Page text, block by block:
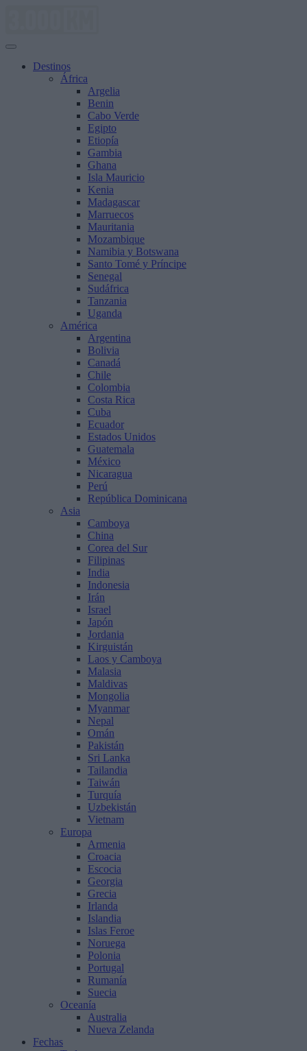
Destinos
África
Argelia
Benin
Cabo Verde
Egipto
Etiopía
Gambia
Ghana
Isla Mauricio
Kenia
Madagascar
Marruecos
Mauritania
Mozambique
Namibia y Botswana
Santo Tomé y Príncipe
Senegal
Sudáfrica
Tanzania
Uganda
América
Argentina
Bolivia
Canadá
Chile
Colombia
Costa Rica
Cuba
Ecuador
Estados Unidos
Guatemala
México
Nicaragua
Perú
República Dominicana
Asia
Camboya
China
Corea del Sur
Filipinas
India
Indonesia
Irán
Israel
Japón
Jordania
Kirguistán
Laos y Camboya
Malasia
Maldivas
Mongolia
Myanmar
Nepal
Omán
Pakistán
Sri Lanka
Tailandia
Taiwán
Turquía
Uzbekistán
Vietnam
Europa
Armenia
Croacia
Escocia
Georgia
Grecia
Irlanda
Islandia
Islas Feroe
Noruega
Polonia
Portugal
Rumanía
Suecia
Oceanía
Australia
Nueva Zelanda
Fechas